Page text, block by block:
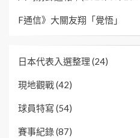
F通信》大關友翔「覺悟」
日本代表入選整理 (24)
現地觀戰(42)
球員特寫 (54)
賽事紀錄(87)